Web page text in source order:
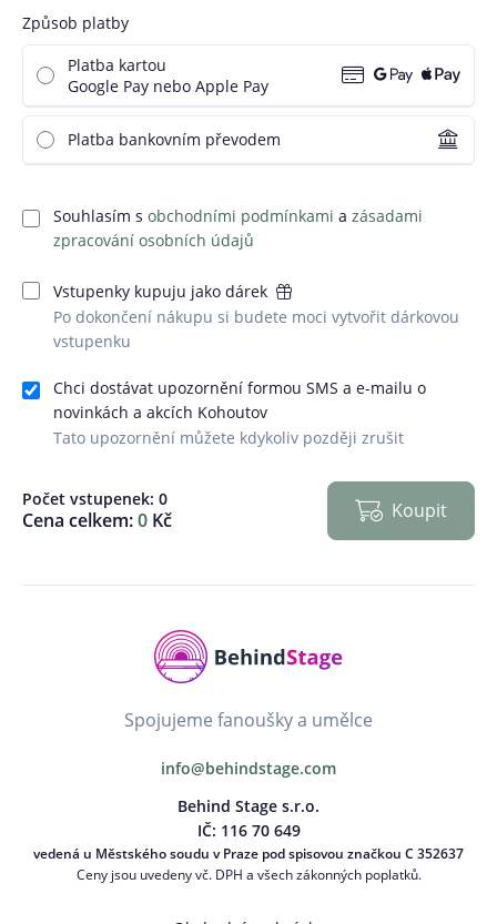
Způsob platby
Platba kartou
Google Pay nebo Apple Pay
Platba bankovním převodem
Souhlasím s obchodními podmínkami a zásadami
zpracování osobních údajů
Vstupenky kupuju jako dárek
Po dokončení nákupu si budete moci vytvořit dárkovou
vstupenku
Chci dostávat upozornění formou SMS a e-mailu o
novinkách a akcích Kohoutov
Tato upozornění můžete kdykoliv později zrušit
Počet vstupenek: 0
Cena celkem:0 Kč Koupit
Spojujeme fanoušky a umělce
info@behindstage.com
Behind Stage s.r.o.
IČ: 116 70 649
vedená u Městského soudu v Praze pod spisovou značkou C 352637
Ceny jsou uvedeny vč. DPH a všech zákonných poplatků.